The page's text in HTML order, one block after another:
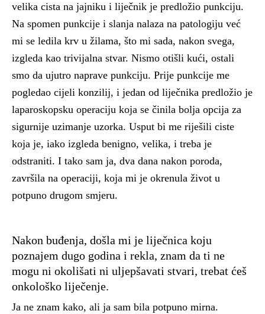
velika cista na jajniku i liječnik je predložio punkciju.
Na spomen punkcije i slanja nalaza na patologiju već
mi se ledila krv u žilama, što mi sada, nakon svega,
izgleda kao trivijalna stvar. Nismo otišli kući, ostali
smo da ujutro naprave punkciju. Prije punkcije me
pogledao cijeli konzilij, i jedan od liječnika predložio je
laparoskopsku operaciju koja se činila bolja opcija za
sigurnije uzimanje uzorka. Usput bi me riješili ciste
koja je, iako izgleda benigno, velika, i treba je
odstraniti. I tako sam ja, dva dana nakon poroda,
završila na operaciji, koja mi je okrenula život u
potpuno drugom smjeru.
Nakon buđenja, došla mi je liječnica koju
poznajem dugo godina i rekla, znam da ti ne
mogu ni okolišati ni uljepšavati stvari, trebat ćeš
onkološko liječenje.
Ja ne znam kako, ali ja sam bila potpuno mirna.